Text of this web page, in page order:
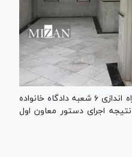
رئیس کل دادگستری هرمزگان از راه اندازی ۶ شعبه دادگاه خانواده
اجرای دستور معاون اول